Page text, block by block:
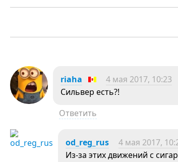
riaha 4 мая 2017, 10:23
Сильвер есть?!
Ответить
od_reg_rus 4 мая 2017,
Из-за этих движений с